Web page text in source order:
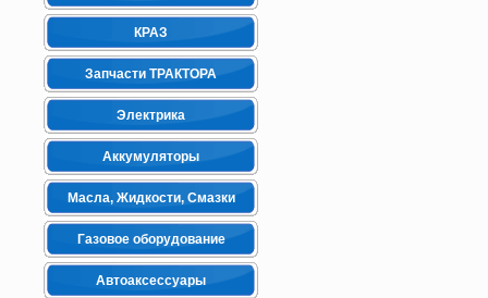
КРАЗ
Запчасти ТРАКТОРА
Электрика
Аккумуляторы
Масла, Жидкости, Смазки
Газовое оборудование
Автоаксессуары